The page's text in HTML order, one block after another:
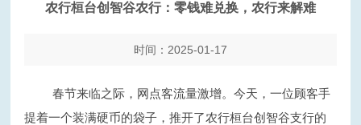
农行桓台创智谷农行：零钱难兑换，农行来解难
时间：2025-01-17
春节来临之际，网点客流量激增。今天，一位顾客手
提着一个装满硬币的袋子，推开了农行桓台创智谷支行的